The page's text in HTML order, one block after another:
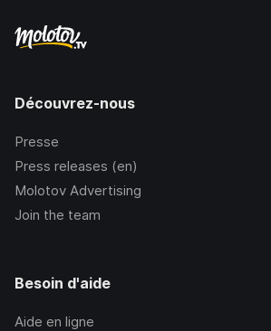
Découvrez-nous
Presse
Press releases (en)
Molotov Advertising
Join the team
Besoin d'aide
Aide en ligne